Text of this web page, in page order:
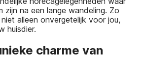
zijn na een lange wandeling. Zo
alleen onvergetelijk voor jou,
huisdier.
charme van